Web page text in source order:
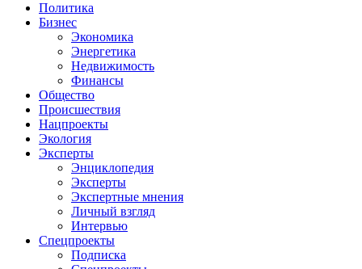
Политика
Бизнес
Экономика
Энергетика
Недвижимость
Финансы
Общество
Происшествия
Нацпроекты
Экология
Эксперты
Энциклопедия
Эксперты
Экспертные мнения
Личный взгляд
Интервью
Спецпроекты
Подписка